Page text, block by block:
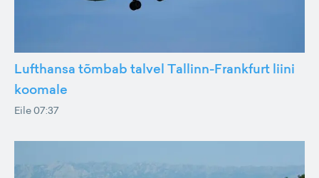
Lufthansa tõmbab talvel Tallinn-Frankfurt liini
koomale
Eile 07:37